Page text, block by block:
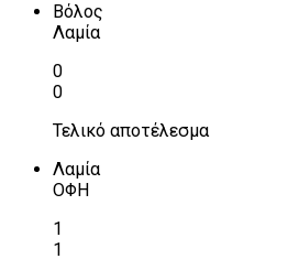
Βόλος
Λαμία
0
0
Τελικό αποτέλεσμα
Λαμία
ΟΦΗ
1
1